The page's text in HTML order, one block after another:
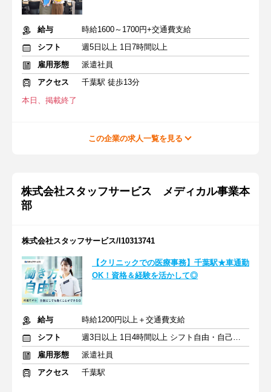
給与
時給1600～1700円+交通費支給
シフト
週5日以上 1日7時間以上
雇用形態
派遣社員
アクセス
千葉駅 徒歩13分
本日、掲載終了
この企業の求人一覧を見る
株式会社スタッフサービス メディカル事業本
部
株式会社スタッフサービス/I10313741
【クリニックでの医療事務】千葉駅★車通勤
OK！資格＆経験を活かして◎
給与
時給1200円以上＋交通費支給
シフト
週3日以上 1日4時間以上 シフト自由・自己申告
雇用形態
派遣社員
アクセス
千葉駅